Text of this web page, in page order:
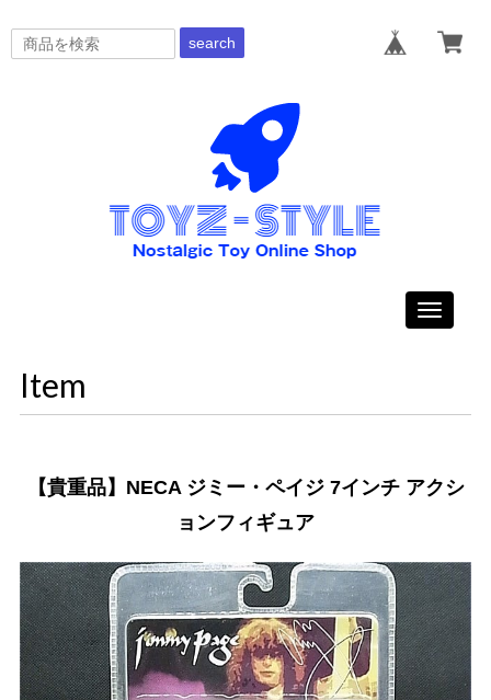
search
Toggle
Item
【貴重品】NECA ジミー・ペイジ 7インチ アクシ
ョンフィギュア